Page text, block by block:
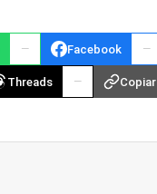
Facebook
Threads Copiar